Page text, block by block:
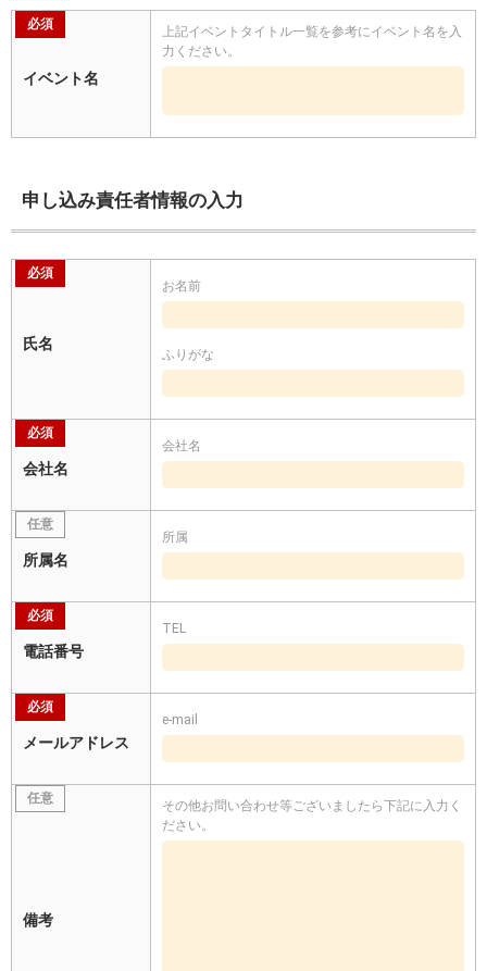
必須
イベント名
上記イベントタイトル一覧を参考にイベント名を入
力ください。
申し込み責任者情報の入力
必須
氏名
お名前
ふりがな
必須
会社名
会社名
任意
所属名
所属
必須
電話番号
TEL
必須
メールアドレス
e-mail
任意
備考
その他お問い合わせ等ございましたら下記に入力く
ださい。